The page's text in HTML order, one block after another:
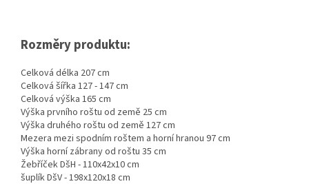
Rozměry produktu:
Celková délka 207 cm
Celková šířka 127 - 147 cm
Celková výška 165 cm
Výška prvního roštu od země 25 cm
Výška druhého roštu od země 127 cm
Mezera mezi spodním roštem a horní hranou 97 cm
Výška horní zábrany od roštu 35 cm
Žebříček DšH - 110x42x10 cm
šuplík DšV - 198x120x18 cm